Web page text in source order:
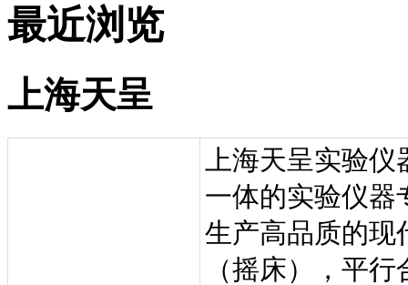
最近浏览
上海天呈
上海天呈实验
一体的实验仪器
生产高品质的现
（摇床），平